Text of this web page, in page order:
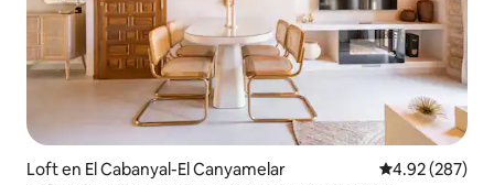
Loft en El Cabanyal-El Canyamelar Calificación
4.92 (287)